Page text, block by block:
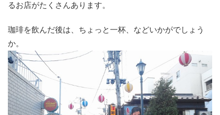
るお店がたくさんあります。
珈琲を飲んだ後は、ちょっと一杯、などいかがでしょう
か。